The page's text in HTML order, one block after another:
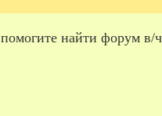
помогите найти форум в/